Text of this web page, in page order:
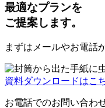
ジ
送
り
最適なプランを
ご提案します。
まずはメールやお電話
資料ダウンロードはこ
お電話でのお問い合わ